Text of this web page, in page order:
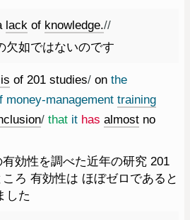
lack of knowledge.//
欠如ではないのです
of 201 studies/ on the
money-management training
/ that it has almost no
効性を調べた近年の研究 201
ろ 有効性は ほぼゼロであると
した